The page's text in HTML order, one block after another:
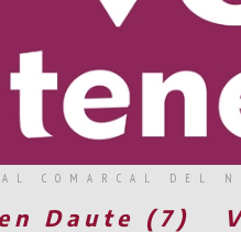
COMARCAL DEL
Daute (7)